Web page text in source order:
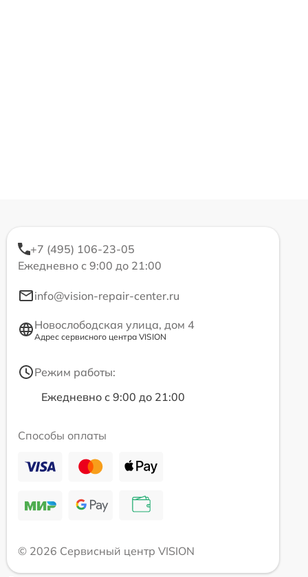
+7 (495) 106-23-05
Ежедневно с 9:00 до 21:00
info@vision-repair-center.ru
Новослободская улица, дом 4
Адрес сервисного центра VISION
Режим работы:
Ежедневно с 9:00 до 21:00
Способы оплаты
© 2026 Сервисный центр VISION